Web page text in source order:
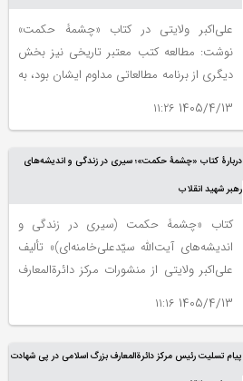
علی‌اکبر ولایتی در کتاب «چشمۀ حکمت»
نوشت: مطالعه کتب معتبر تاریخی نیز بخش
دیگری از برنامه مطالعاتی مداوم ایشان بود، به
1405/4/13 ۱۱:۲۶
دربارۀ کتاب «چشمۀ حکمت»؛ سیری در زندگی و اندیشه‌های
رهبر شهید انقلاب
کتاب «چشمۀ حکمت (سیری در زندگی و
اندیشه‌های آیت‌الله سیّدعلی‌خامنه‌ای)» تألیف
علی‌اکبر ولایتی از منشورات مرکز دائرةالمعارف
1405/4/13 ۱۱:۱۶
پیام تسلیت رئیس مرکز دائرة‌المعارف بزرگ اسلامی‌ در پی شهادت